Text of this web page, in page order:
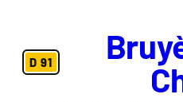
D 91